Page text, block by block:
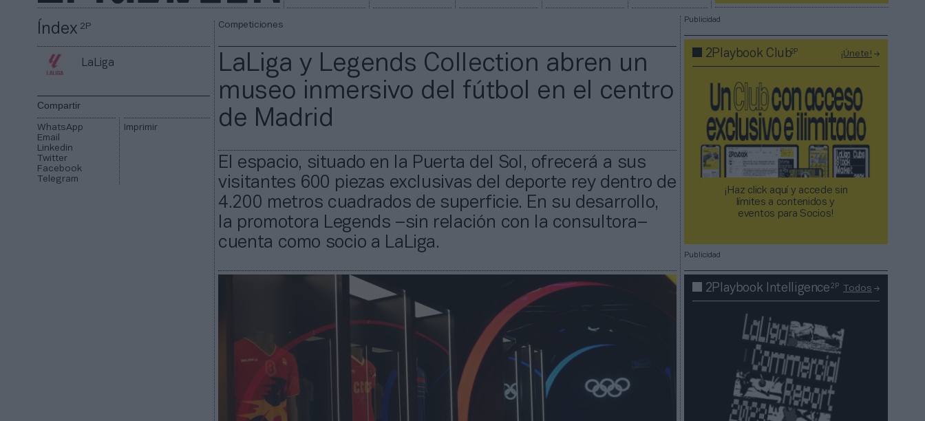
Índex2P
LaLiga
Compartir
WhatsApp
Email
Linkedin
Twitter
Facebook
Telegram
Imprimir
Competiciones
LaLiga y Legends Collection abren un
museo inmersivo del fútbol en el centro
de Madrid
El espacio, situado en la Puerta del Sol, ofrecerá a sus
visitantes 600 piezas exclusivas del deporte rey dentro de
4.200 metros cuadrados de superficie. En su desarrollo,
la promotora Legends –sin relación con la consultora–
cuenta como socio a LaLiga.
Publicidad
2Playbook Club2P ¡Únete!
¡Haz click aquí y accede sin
límites a contenidos y
eventos para Socios!​​​​​​​
Publicidad
2Playbook Intelligence2P Todos